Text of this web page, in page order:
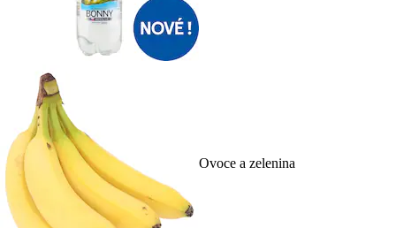
Ovoce a zelenina